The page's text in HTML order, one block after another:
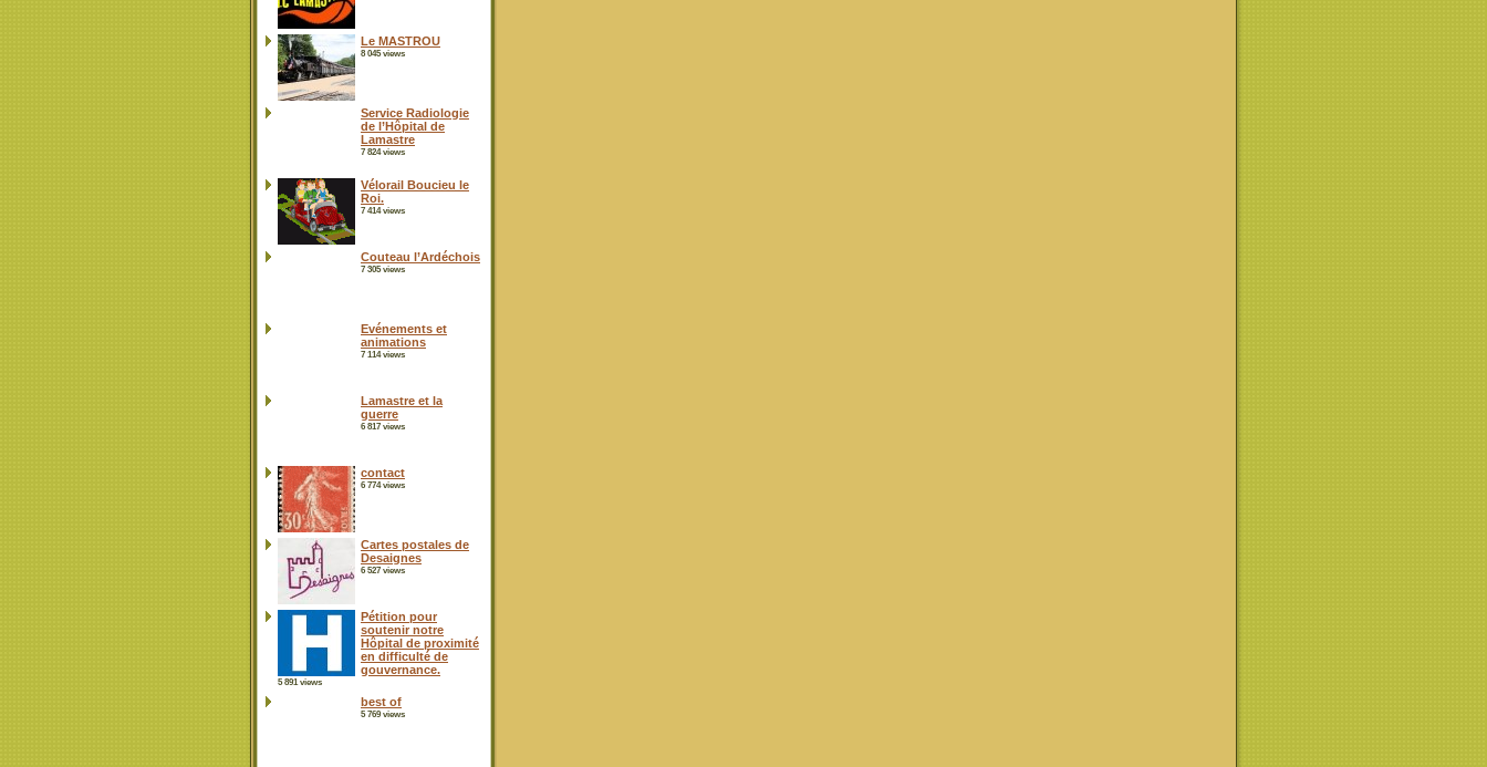
Le MASTROU
8 045 views
Service Radiologie
de l’Hôpital de
Lamastre
7 824 views
Vélorail Boucieu le
Roi.
7 414 views
Couteau l’Ardéchois
7 305 views
Evénements et
animations
7 114 views
Lamastre et la
guerre
6 817 views
contact
6 774 views
Cartes postales de
Desaignes
6 527 views
Pétition pour
soutenir notre
Hôpital de proximité
en difficulté de
gouvernance.
5 891 views
best of
5 769 views